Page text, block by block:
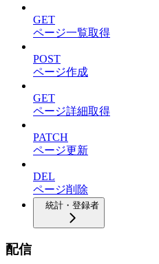
GET
ページ一覧取得
POST
ページ作成
GET
ページ詳細取得
PATCH
ページ更新
DEL
ページ削除
統計・登録者
配信